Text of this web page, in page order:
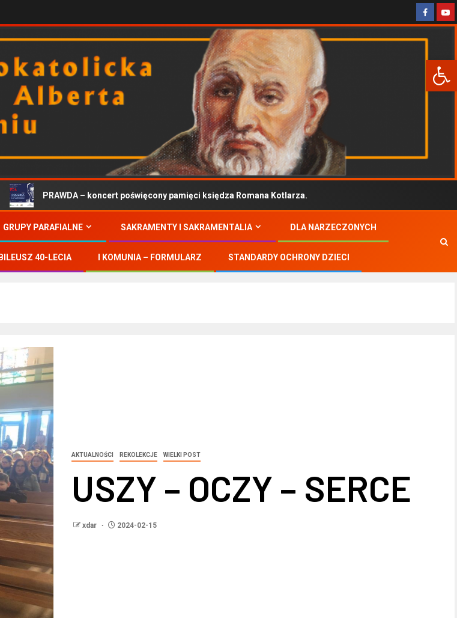
PRAWDA – koncert poświęcony pamięci księdza Romana Kotlarza.
GRUPY PARAFIALNE SAKRAMENTY I SAKRAMENTALIA DLA NARZECZONYCH
40-LECIA I KOMUNIA – FORMULARZ STANDARDY OCHRONY DZIECI
AKTUALNOŚCI REKOLEKCJE WIELKI POST
USZY – OCZY – SERCE
xdar 2024-02-15